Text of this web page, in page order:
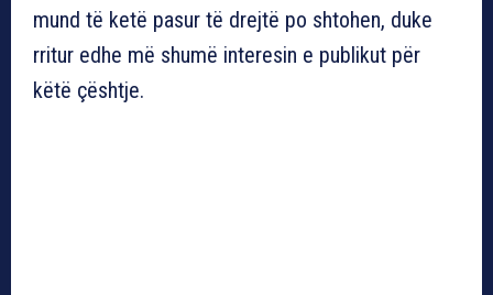
mund të ketë pasur të drejtë po shtohen, duke
rritur edhe më shumë interesin e publikut për
këtë çështje.